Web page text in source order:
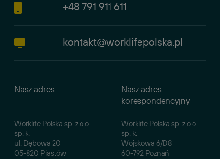
+48 791 911 611
kontakt@worklifepolska.pl
Nasz adres
Worklife Polska sp. z o.o.
sp. k.
ul. Dębowa 20
05-820 Piastów
Nasz adres
korespondencyjny
Worklife Polska sp. z o.o.
sp. k.
Wojskowa 6/D8
60-792 Poznań